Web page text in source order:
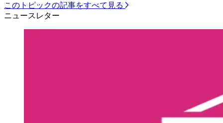
このトピックの記事をすべて見る
ニュースレター